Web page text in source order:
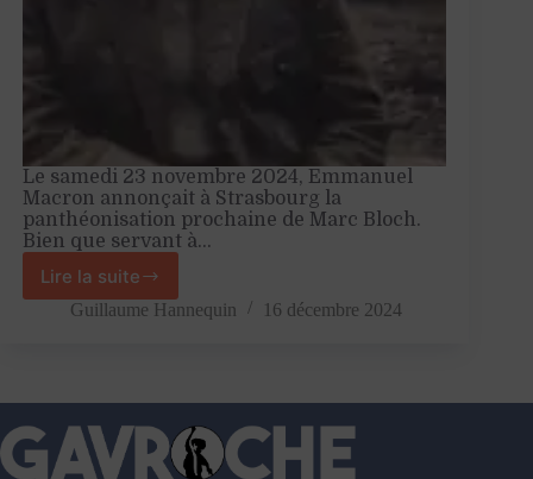
Le samedi 23 novembre 2024, Emmanuel
Macron annonçait à Strasbourg la
panthéonisation prochaine de Marc Bloch.
Bien que servant à…
Lire la suite
Marc
Bloch
au
service
de
la
Guillaume Hannequin 16 décembre 2024